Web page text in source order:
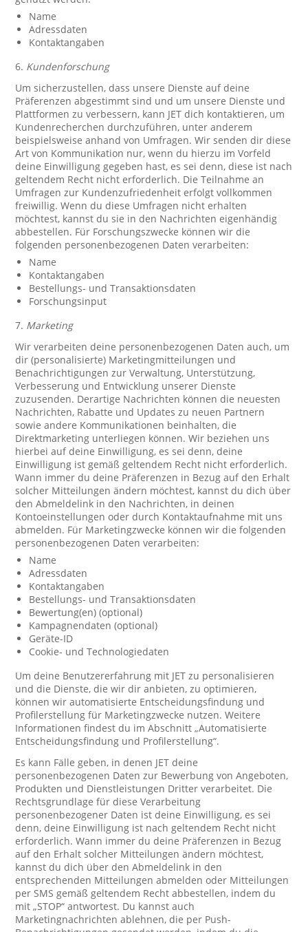
Name
Adressdaten
Kontaktangaben
6. Kundenforschung
Um sicherzustellen, dass unsere Dienste auf deine
Präferenzen abgestimmt sind und um unsere Dienste und
Plattformen zu verbessern, kann JET dich kontaktieren, um
Kundenrecherchen durchzuführen, unter anderem
beispielsweise anhand von Umfragen. Wir senden dir diese
Art von Kommunikation nur, wenn du hierzu im Vorfeld
deine Einwilligung gegeben hast, es sei denn, diese ist nach
geltendem Recht nicht erforderlich. Die Teilnahme an
Umfragen zur Kundenzufriedenheit erfolgt vollkommen
freiwillig. Wenn du diese Umfragen nicht erhalten
möchtest, kannst du sie in den Nachrichten eigenhändig
abbestellen. Für Forschungszwecke können wir die
folgenden personenbezogenen Daten verarbeiten:
Name
Kontaktangaben
Bestellungs- und Transaktionsdaten
Forschungsinput
7. Marketing
Wir verarbeiten deine personenbezogenen Daten auch, um
dir (personalisierte) Marketingmitteilungen und
Benachrichtigungen zur Verwaltung, Unterstützung,
Verbesserung und Entwicklung unserer Dienste
zuzusenden. Derartige Nachrichten können die neuesten
Nachrichten, Rabatte und Updates zu neuen Partnern
sowie andere Kommunikationen beinhalten, die
Direktmarketing unterliegen können. Wir beziehen uns
hierbei auf deine Einwilligung, es sei denn, deine
Einwilligung ist gemäß geltendem Recht nicht erforderlich.
Wann immer du deine Präferenzen in Bezug auf den Erhalt
solcher Mitteilungen ändern möchtest, kannst du dich über
den Abmeldelink in den Nachrichten, in deinen
Kontoeinstellungen oder durch Kontaktaufnahme mit uns
abmelden. Für Marketingzwecke können wir die folgenden
personenbezogenen Daten verarbeiten:
Name
Adressdaten
Kontaktangaben
Bestellungs- und Transaktionsdaten
Bewertung(en) (optional)
Kampagnendaten (optional)
Geräte-ID
Cookie- und Technologiedaten
Um deine Benutzererfahrung mit JET zu personalisieren
und die Dienste, die wir dir anbieten, zu optimieren,
können wir automatisierte Entscheidungsfindung und
Profilerstellung für Marketingzwecke nutzen. Weitere
Informationen findest du im Abschnitt „Automatisierte
Entscheidungsfindung und Profilerstellung“.
Es kann Fälle geben, in denen JET deine
personenbezogenen Daten zur Bewerbung von Angeboten,
Produkten und Dienstleistungen Dritter verarbeitet. Die
Rechtsgrundlage für diese Verarbeitung
personenbezogener Daten ist deine Einwilligung, es sei
denn, deine Einwilligung ist nach geltendem Recht nicht
erforderlich. Wann immer du deine Präferenzen in Bezug
auf den Erhalt solcher Mitteilungen ändern möchtest,
kannst du dich über den Abmeldelink in den
entsprechenden Mitteilungen abmelden oder Mitteilungen
per SMS gemäß geltendem Recht abbestellen, indem du
mit „STOP“ antwortest. Du kannst auch
Marketingnachrichten ablehnen, die per Push-